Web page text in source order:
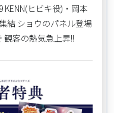
ヒビキ役)・岡本
結 ショウのパネル登場
客の熱気急上昇!!